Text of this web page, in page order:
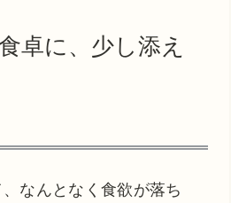
卓に、少し添え
なんとなく食欲が落ち